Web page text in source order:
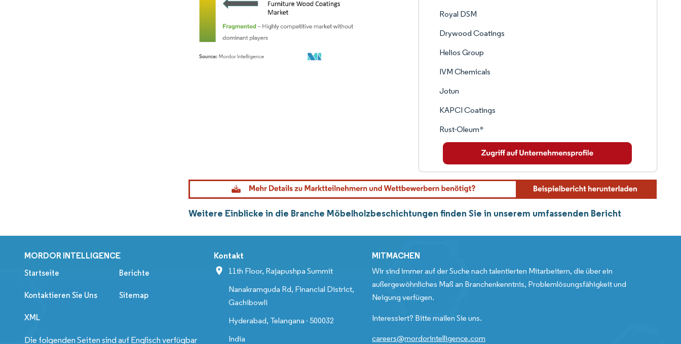
Royal DSM
Drywood Coatings
Helios Group
IVM Chemicals
Jotun
KAPCI Coatings
Rust-Oleum*
Weitere Einblicke in die Branche Möbelholzbeschichtungen finden Sie in unserem umfassenden Bericht
MORDOR INTELLIGENCE
Startseite Berichte
Kontaktieren Sie Uns Sitemap
XML
Die folgenden Seiten sind auf Englisch verfügbar
Kontakt
11th Floor, Rajapushpa Summit
Nanakramguda Rd, Financial District,
Gachibowli
Hyderabad, Telangana - 500032
India
MITMACHEN
Wir sind immer auf der Suche nach talentierten Mitarbeitern, die über ein
außergewöhnliches Maß an Branchenkenntnis, Problemlösungsfähigkeit und
Neigung verfügen.
Interessiert? Bitte mailen Sie uns.
careers@mordorintelligence.com